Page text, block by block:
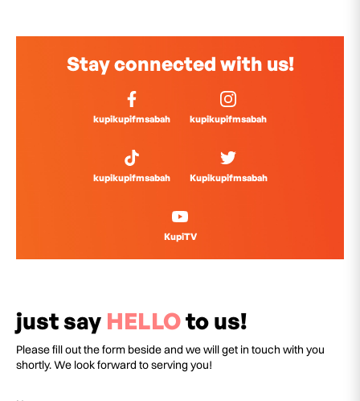
Stay connected with us!
kupikupifmsabah kupikupifmsabah
kupikupifmsabah Kupikupifmsabah
KupiTV
just say HELLOto us!
Please fill out the form beside and we will get in touch with you
shortly. We look forward to serving you!